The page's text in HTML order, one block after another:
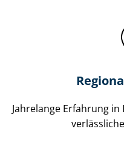
Jahrelange Erfahrung